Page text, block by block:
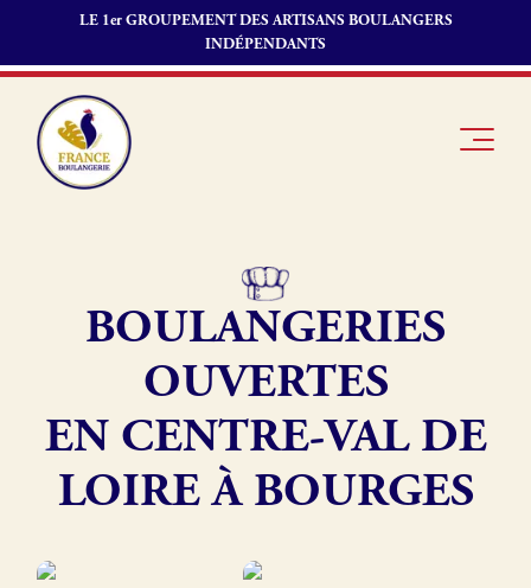
LE 1er GROUPEMENT DES ARTISANS BOULANGERS
INDÉPENDANTS
Je suis
Je découvre
Boulangerie
Pourquoi
adhérer à
Offres
Fonds de
Actualités
Je suis
BOULANGERIES
OUVERTES
EN CENTRE-VAL DE
LOIRE À BOURGES